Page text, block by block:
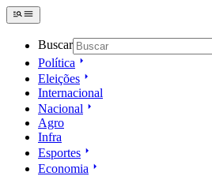
Buscar
Política
Eleições
Internacional
Nacional
Agro
Infra
Esportes
Economia